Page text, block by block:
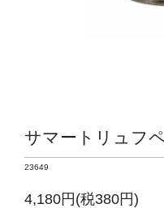
サマートリュフ
23649
4,180円(税380円)